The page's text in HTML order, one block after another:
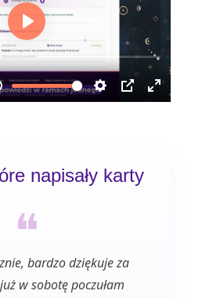
napisały karty
❝
bardzo dziękuje za
w sobotę poczułam